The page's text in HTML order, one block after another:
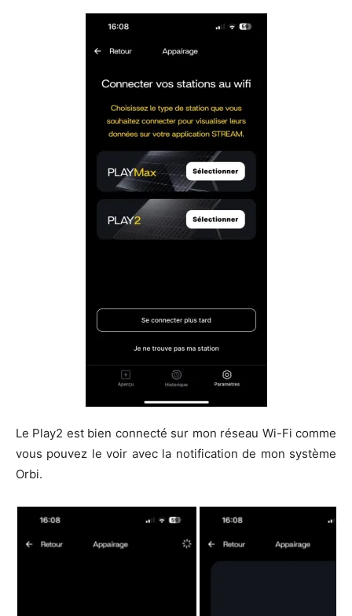
Le Play2 est bien connecté sur mon réseau Wi-Fi comme
vous pouvez le voir avec la notification de mon système
Orbi.